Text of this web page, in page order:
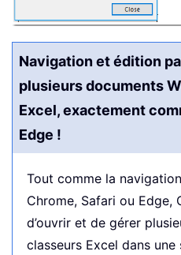
Navigation et édition
plusieurs documents
Excel, exactement
Edge !
Tout comme la
Chrome, Safari ou Edge,
d’ouvrir et de gérer
classeurs Excel dans